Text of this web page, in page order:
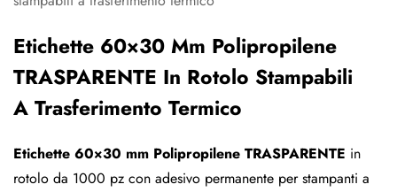
Etichette 60×30 Mm Polipropilene
TRASPARENTE In Rotolo Stampabili
A Trasferimento Termico
Etichette 60×30 mm Polipropilene TRASPARENTE in
rotolo da 1000 pz con adesivo permanente per stampanti a